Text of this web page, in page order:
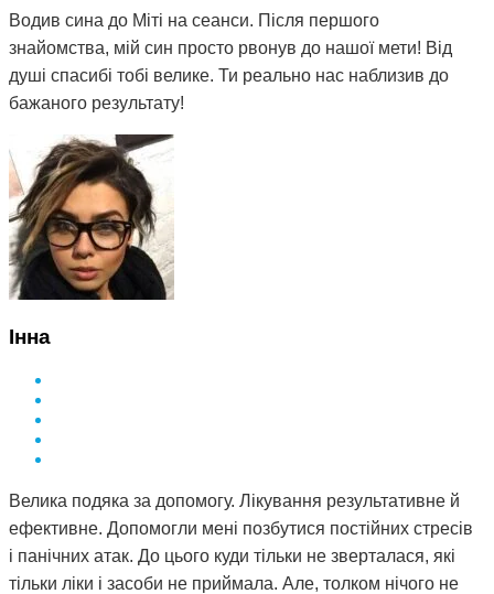
Водив сина до Міті на сеанси. Після першого
знайомства, мій син просто рвонув до нашої мети! Від
душі спасибі тобі велике. Ти реально нас наблизив до
бажаного результату!
Інна
Велика подяка за допомогу. Лікування результативне й
ефективне. Допомогли мені позбутися постійних стресів
і панічних атак. До цього куди тільки не зверталася, які
тільки ліки і засоби не приймала. Але, толком нічого не